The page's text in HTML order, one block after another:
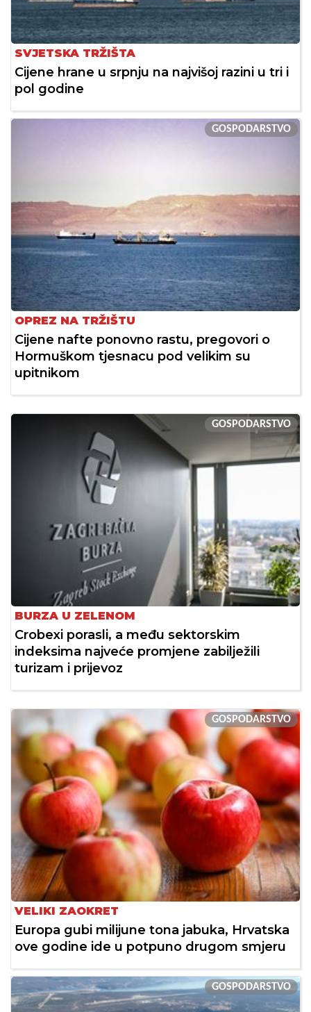
SVJETSKA TRŽIŠTA
Cijene hrane u srpnju na najvišoj razini u tri i
pol godine
GOSPODARSTVO
OPREZ NA TRŽIŠTU
Cijene nafte ponovno rastu, pregovori o
Hormuškom tjesnacu pod velikim su
upitnikom
GOSPODARSTVO
BURZA U ZELENOM
Crobexi porasli, a među sektorskim
indeksima najveće promjene zabilježili
turizam i prijevoz
GOSPODARSTVO
VELIKI ZAOKRET
Europa gubi milijune tona jabuka, Hrvatska
ove godine ide u potpuno drugom smjeru
GOSPODARSTVO